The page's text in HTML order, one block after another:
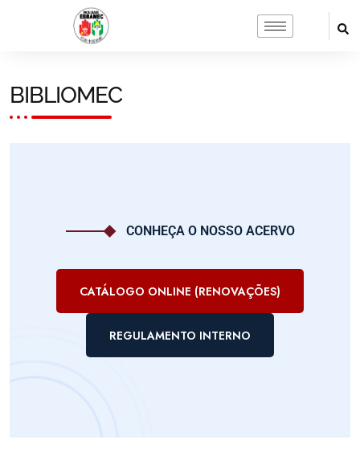
BIBLIOMEC
CONHEÇA O NOSSO ACERVO
CATÁLOGO ONLINE (RENOVAÇÕES)
REGULAMENTO INTERNO